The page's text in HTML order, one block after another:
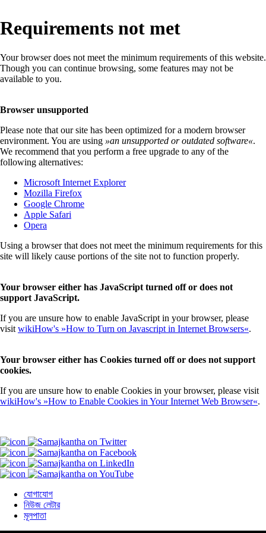
Requirements not met
Your browser does not meet the minimum requirements of this website.
Though you can continue browsing, some features may not be
available to you.
Browser unsupported
Please note that our site has been optimized for a modern browser
environment. You are using »an unsupported or outdated software«.
We recommend that you perform a free upgrade to any of the
following alternatives:
Microsoft Internet Explorer
Mozilla Firefox
Google Chrome
Apple Safari
Opera
Using a browser that does not meet the minimum requirements for this
site will likely cause portions of the site not to function properly.
Your browser either has JavaScript turned off or does not
support JavaScript.
If you are unsure how to enable JavaScript in your browser, please
visit wikiHow's »How to Turn on Javascript in Internet Browsers«.
Your browser either has Cookies turned off or does not support
cookies.
If you are unsure how to enable Cookies in your browser, please visit
wikiHow's »How to Enable Cookies in Your Internet Web Browser«.
যোগাযোগ
নিউজ লেটার
মূলপাতা